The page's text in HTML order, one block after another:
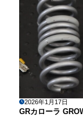
2026年1月17日
GRカローラ